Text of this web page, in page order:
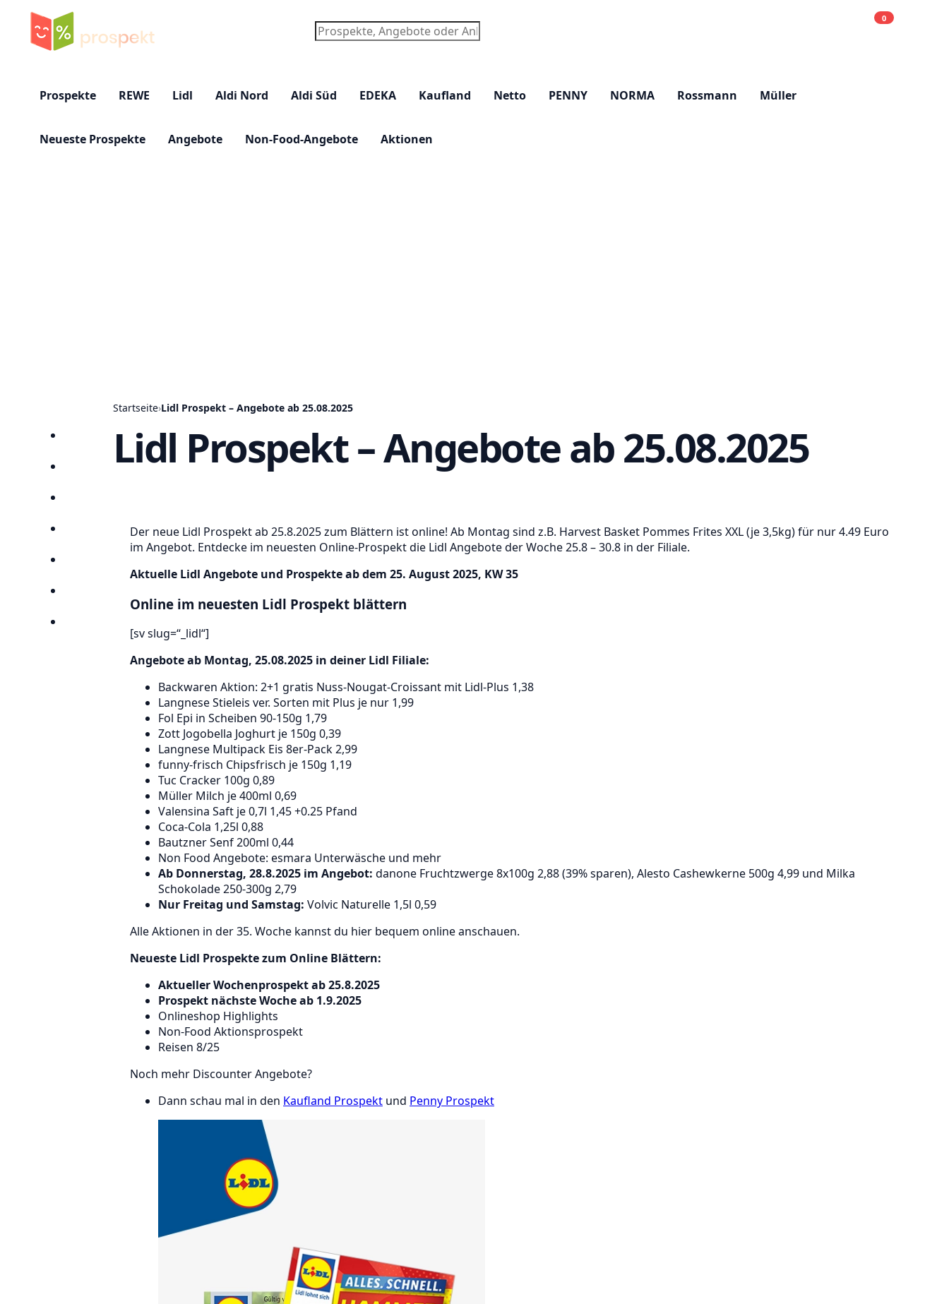
Suchen
0
Prospekte REWE Lidl Aldi Nord Aldi Süd EDEKA Kaufland Netto PENNY NORMA Rossmann Müller
Neueste Prospekte Angebote Non-Food-Angebote Aktionen
Lieblingsprospekte
Startseite›Lidl Prospekt – Angebote ab 25.08.2025
Lidl Prospekt – Angebote ab 25.08.2025
Der neue Lidl Prospekt ab 25.8.2025 zum Blättern ist online! Ab Montag sind z.B. Harvest Basket Pommes Frites XXL (je 3,5kg) für nur 4.49 Euro
im Angebot. Entdecke im neuesten Online-Prospekt die Lidl Angebote der Woche 25.8 – 30.8 in der Filiale.
Aktuelle Lidl Angebote und Prospekte ab dem 25. August 2025, KW 35
Online im neuesten Lidl Prospekt blättern
[sv slug=“_lidl“]
Angebote ab Montag, 25.08.2025 in deiner Lidl Filiale:
Backwaren Aktion: 2+1 gratis Nuss-Nougat-Croissant mit Lidl-Plus 1,38
Langnese Stieleis ver. Sorten mit Plus je nur 1,99
Fol Epi in Scheiben 90-150g 1,79
Zott Jogobella Joghurt je 150g 0,39
Langnese Multipack Eis 8er-Pack 2,99
funny-frisch Chipsfrisch je 150g 1,19
Tuc Cracker 100g 0,89
Müller Milch je 400ml 0,69
Valensina Saft je 0,7l 1,45 +0.25 Pfand
Coca-Cola 1,25l 0,88
Bautzner Senf 200ml 0,44
Non Food Angebote: esmara Unterwäsche und mehr
Ab Donnerstag, 28.8.2025 im Angebot: danone Fruchtzwerge 8x100g 2,88 (39% sparen), Alesto Cashewkerne 500g 4,99 und Milka
Schokolade 250-300g 2,79
Nur Freitag und Samstag: Volvic Naturelle 1,5l 0,59
Alle Aktionen in der 35. Woche kannst du hier bequem online anschauen.
Neueste Lidl Prospekte zum Online Blättern:
Aktueller Wochenprospekt ab 25.8.2025
Prospekt nächste Woche ab 1.9.2025
Onlineshop Highlights
Non-Food Aktionsprospekt
Reisen 8/25
Noch mehr Discounter Angebote?
Dann schau mal in den Kaufland Prospekt und Penny Prospekt